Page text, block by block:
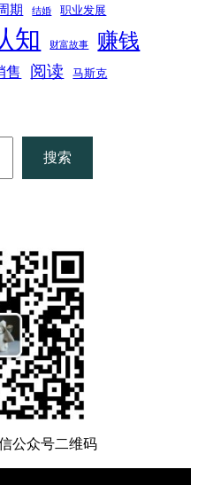
期 结婚 职业发展
知 财富故事 赚钱
售 阅读 马斯克
搜索
公众号二维码